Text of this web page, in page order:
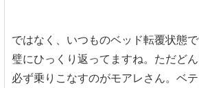
ではなく、いつものベッド転覆状態
璧にひっくり返ってますね。ただど
必ず乗りこなすのがモアレさん。ベテ